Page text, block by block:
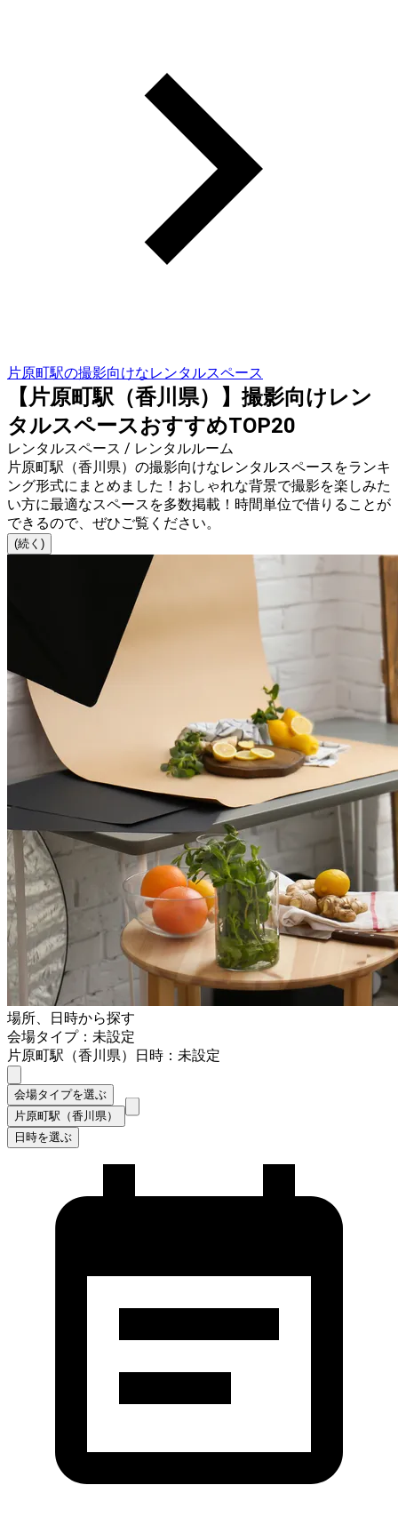
片原町駅の撮影向けなレンタルスペース
【片原町駅（香川県）】撮影向けレン
タルスペースおすすめTOP20
レンタルスペース / レンタルルーム
片原町駅（香川県）の撮影向けなレンタルスペースをランキ
ング形式にまとめました！おしゃれな背景で撮影を楽しみた
い方に最適なスペースを多数掲載！時間単位で借りることが
できるので、ぜひご覧ください。
(続く)
場所、日時から探す
会場タイプ：未設定
片原町駅（香川県）
日時：未設定
会場タイプを選ぶ
片原町駅（香川県）
日時を選ぶ